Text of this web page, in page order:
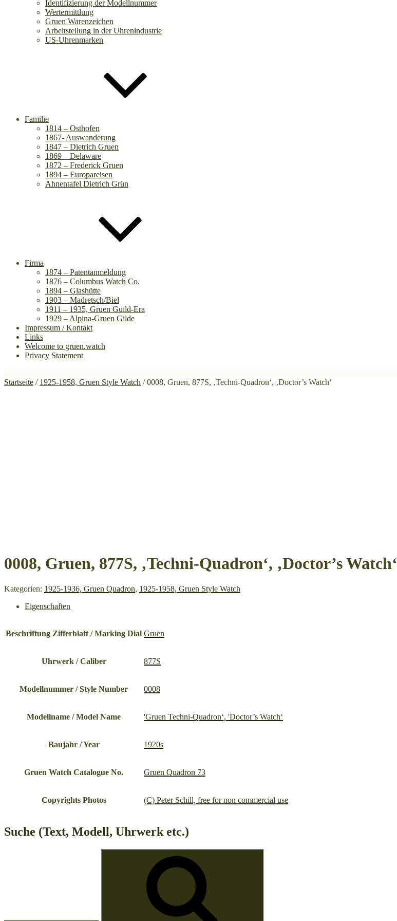
Identifizierung der Modellnummer
Wertermittlung
Gruen Warenzeichen
Arbeitsteilung in der Uhrenindustrie
US-Uhrenmarken
Familie
1814 – Osthofen
1867- Auswanderung
1847 – Dietrich Gruen
1869 – Delaware
1872 – Frederick Gruen
1894 – Europareisen
Ahnentafel Dietrich Grün
Firma
1874 – Patentanmeldung
1876 – Columbus Watch Co.
1894 – Glashütte
1903 – Madretsch/Biel
1911 – 1935, Gruen Guild-Era
1929 – Alpina-Gruen Gilde
Impressum / Kontakt
Links
Welcome to gruen.watch
Privacy Statement
Startseite / 1925-1958, Gruen Style Watch / 0008, Gruen, 877S, ‚Techni-Quadron‘, ‚Doctor’s Watch‘
0008, Gruen, 877S, ‚Techni-Quadron‘, ‚Doctor’s Watch‘
Kategorien: 1925-1936, Gruen Quadron, 1925-1958, Gruen Style Watch
Eigenschaften
Beschriftung Zifferblatt / Marking Dial Gruen
Uhrwerk / Caliber 877S
Modellnummer / Style Number 0008
Modellname / Model Name 'Gruen Techni-Quadron‘, 'Doctor’s Watch‘
Baujahr / Year 1920s
Gruen Watch Catalogue No. Gruen Quadron 73
Copyrights Photos (C) Peter Schill, free for non commercial use
Suche (Text, Modell, Uhrwerk etc.)